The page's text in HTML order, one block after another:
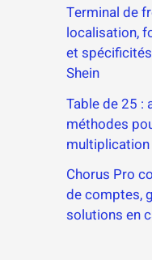
Terminal de
localisation,
et
Shein
Table de 25 :
méthodes
multiplication
Chorus Pro
de comptes,
solutions en